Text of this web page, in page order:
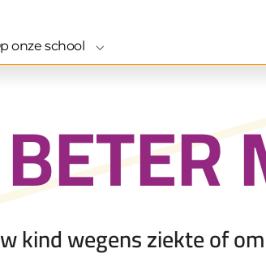
for "Naar onze school"
onze school Submenu for "Op onze
kind wegens ziekte of